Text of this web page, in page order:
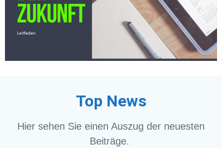
Top News
Hier sehen Sie einen Auszug der neuesten
Beiträge.